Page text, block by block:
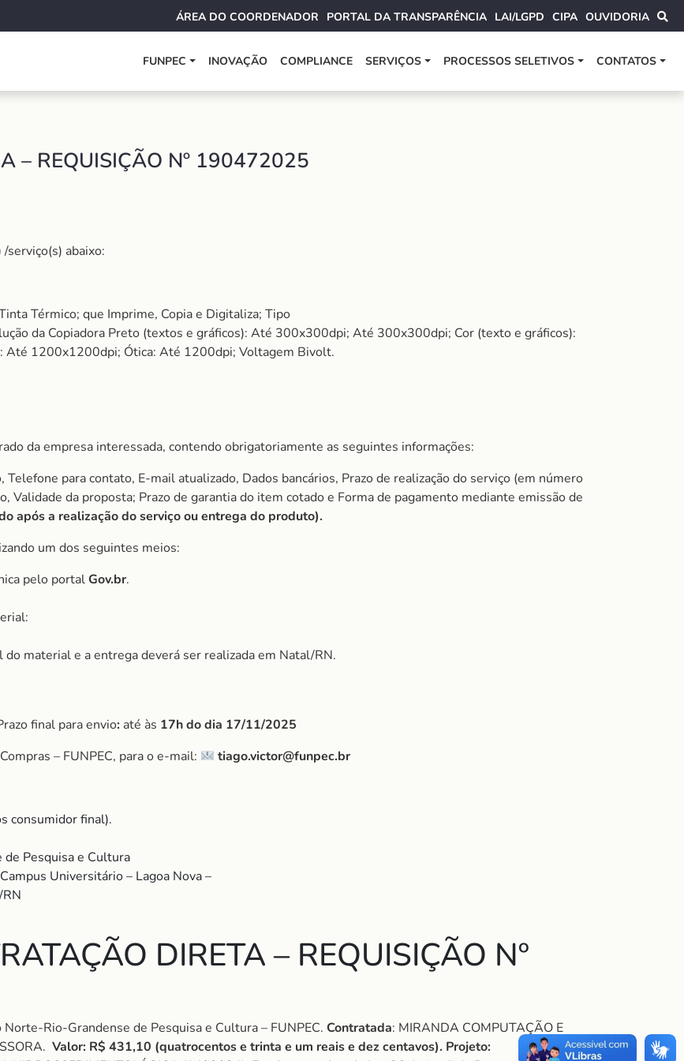
ÁREA DO COORDENADOR PORTAL DA TRANSPARÊNCIA LAI/LGPD CIPA OUVIDORIA
FUNPEC INOVAÇÃO COMPLIANCE SERVIÇOS PROCESSOS SELETIVOS CONTATOS
– REQUISIÇÃO Nº 190472025
serviço(s) abaixo:
Térmico; que Imprime, Copia e Digitaliza; Tipo
da Copiadora Preto (textos e gráficos): Até 300x300dpi; Até 300x300dpi; Cor (texto e gráficos):
Até 1200x1200dpi; Ótica: Até 1200dpi; Voltagem Bivolt.
da empresa interessada, contendo obrigatoriamente as seguintes informações:
Telefone para contato, E-mail atualizado, Dados bancários, Prazo de realização do serviço (em número
Validade da proposta; Prazo de garantia do item cotado e Forma de pagamento mediante emissão de
após a realização do serviço ou entrega do produto).
um dos seguintes meios:
pelo portalGov.br.
material e a entrega deverá ser realizada em Natal/RN.
final para envio: até às 17h do dia 17/11/2025
– FUNPEC, para o e-mail:
tiago.victor@funpec.br
consumidor final).
Pesquisa e Cultura
Universitário – Lagoa Nova –
DIRETA – REQUISIÇÃO Nº
Norte-Rio-Grandense de Pesquisa e Cultura – FUNPEC. Contratada: MIRANDA COMPUTAÇÃO E
Valor: R$ 431,10 (quatrocentos e trinta e um reais e dez centavos). Projeto: